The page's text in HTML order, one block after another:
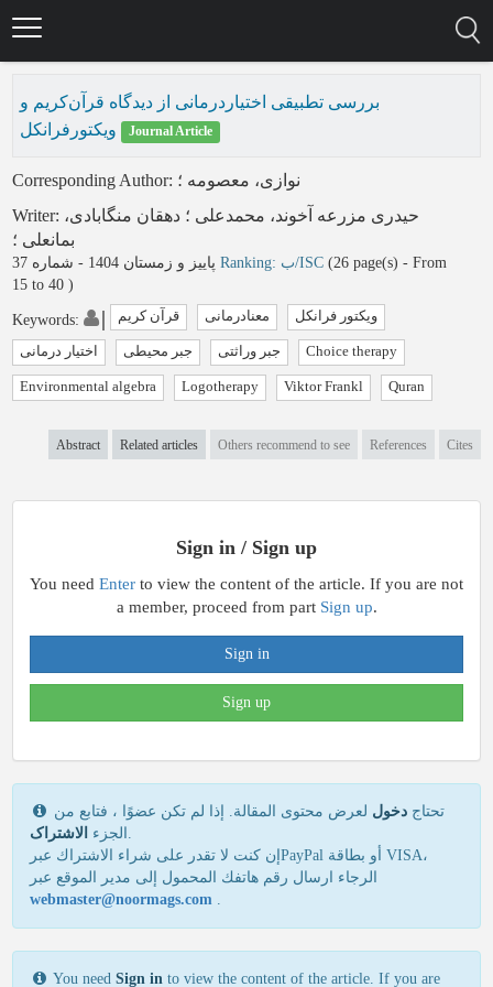
بررسی تطبیقی اختیاردرمانی از دیدگاه قرآن‌کریم و
ویکتورفرانکل
Journal Article
Corresponding Author: نوازی، معصومه ؛
Writer: حیدری مزرعه آخوند، محمدعلی ؛ دهقان منگابادی،
بمانعلی ؛
پاییز و زمستان 1404 - شماره 37 Ranking: ب/ISC (‎26 page(s) - From
15 to 40 )
Keywords: قرآن کریم معنادرمانی ویکتور فرانکل
اختیار درمانی جبر محیطی جبر وراثتی Choice therapy
Environmental algebra Logotherapy Viktor Frankl Quran
Abstract Related articles Others recommend to see References Cites
Sign in / Sign up
You need Enter to view the content of the article. If you are not
a member, proceed from part Sign up.
Sign in
Sign up
تحتاج دخول لعرض محتوى المقالة. إذا لم تكن عضوًا ، فتابع من
الجزء الاشتراک
.
إن كنت لا تقدر علی شراء الاشتراك عبرPayPal أو بطاقة VISA،
الرجاء ارسال رقم هاتفك المحمول إلی مدير الموقع عبر
webmaster@noormags.com .
You need Sign in to view the content of the article. If you are